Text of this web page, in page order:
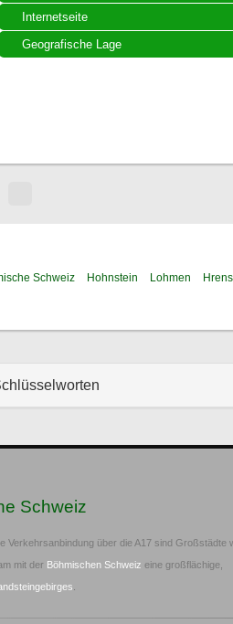
Internetseite
Geografische Lage
Schweiz Hohnstein Lohmen
Schweiz
Verkehrsanbindung über die A17 sind Großstädte
mit der Böhmischen Schweiz eine großflächige,